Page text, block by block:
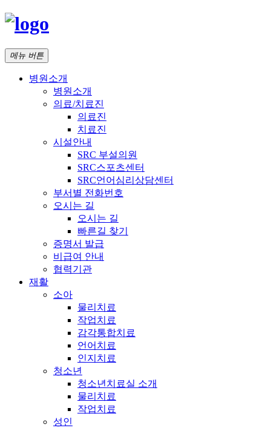
메뉴 버튼
병원소개
병원소개
의료/치료진
의료진
치료진
시설안내
SRC 부설의원
SRC스포츠센터
SRC언어심리상담센터
부서별 전화번호
오시는 길
오시는 길
빠른길 찾기
증명서 발급
비급여 안내
협력기관
재활
소아
물리치료
작업치료
감각통합치료
언어치료
인지치료
청소년
청소년치료실 소개
물리치료
작업치료
성인